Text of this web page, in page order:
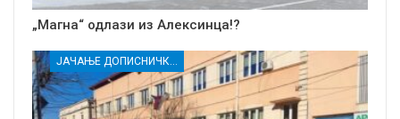
„Магна“ одлази из Алексинца!?
ЈАЧАЊЕ ДОПИСНИЧКЕ МРЕЖЕ НЕЗАВИСНИХ МЕДИЈА У РАСИНСКОМ ОКРУГУ